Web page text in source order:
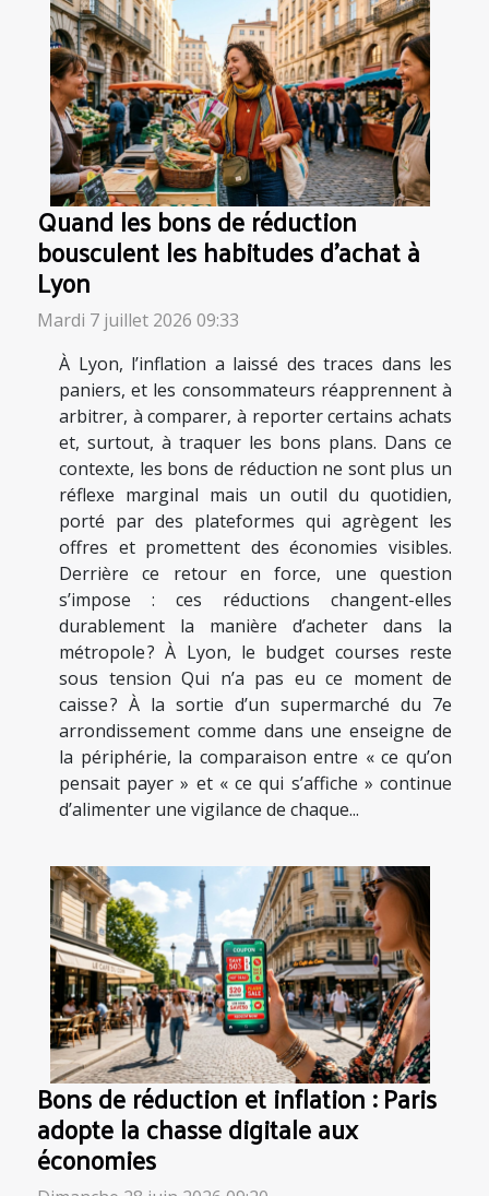
Quand les bons de réduction
bousculent les habitudes d’achat à
Lyon
Mardi 7 juillet 2026 09:33
À Lyon, l’inflation a laissé des traces dans les
paniers, et les consommateurs réapprennent à
arbitrer, à comparer, à reporter certains achats
et, surtout, à traquer les bons plans. Dans ce
contexte, les bons de réduction ne sont plus un
réflexe marginal mais un outil du quotidien,
porté par des plateformes qui agrègent les
offres et promettent des économies visibles.
Derrière ce retour en force, une question
s’impose : ces réductions changent-elles
durablement la manière d’acheter dans la
métropole ? À Lyon, le budget courses reste
sous tension Qui n’a pas eu ce moment de
caisse ? À la sortie d’un supermarché du 7e
arrondissement comme dans une enseigne de
la périphérie, la comparaison entre « ce qu’on
pensait payer » et « ce qui s’affiche » continue
d’alimenter une vigilance de chaque...
Bons de réduction et inflation : Paris
adopte la chasse digitale aux
économies